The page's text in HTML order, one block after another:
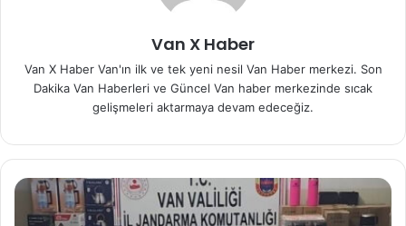
Van X Haber
Van X Haber Van'ın ilk ve tek yeni nesil Van Haber merkezi. Son
Dakika Van Haberleri ve Güncel Van haber merkezinde sıcak
gelişmeleri aktarmaya devam edeceğiz.